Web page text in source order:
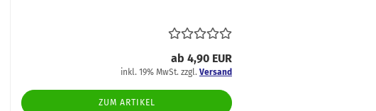
ab 4,90 EUR
inkl. 19% MwSt. zzgl. Versand
ZUM ARTIKEL